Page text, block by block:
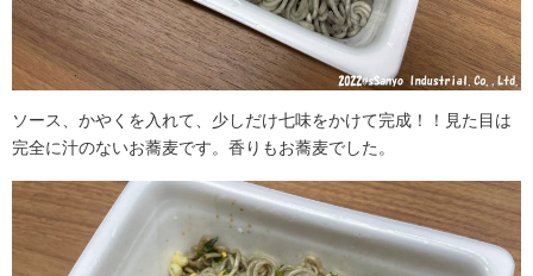
ソース、かやくを入れて、少しだけ七味をかけて完成！！見た目は
完全に汁のないお蕎麦です。香りもお蕎麦でした。